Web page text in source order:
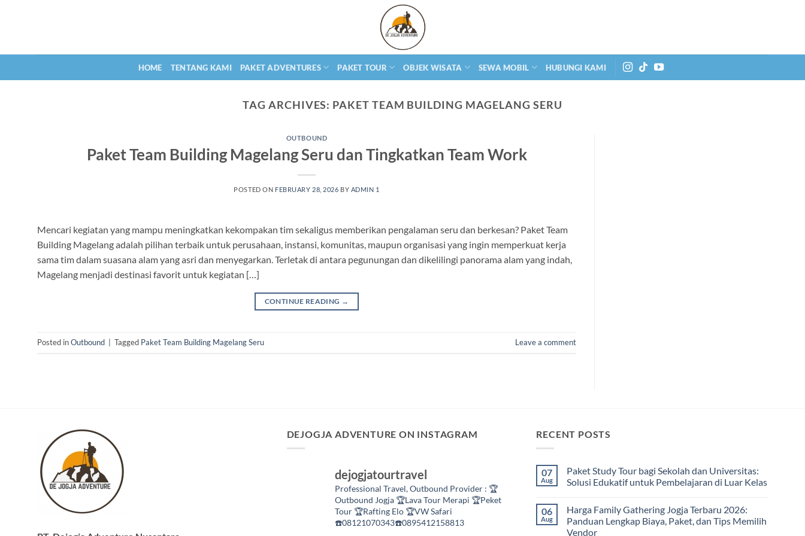
HOME TENTANG KAMI PAKET ADVENTURES PAKET TOUR OBJEK WISATA SEWA MOBIL HUBUNGI KAMI
TAG ARCHIVES: PAKET TEAM BUILDING MAGELANG SERU
OUTBOUND
Paket Team Building Magelang Seru dan Tingkatkan Team Work
POSTED ON FEBRUARY 28, 2026 BY ADMIN 1
Mencari kegiatan yang mampu meningkatkan kekompakan tim sekaligus memberikan pengalaman seru dan berkesan? Paket Team
Building Magelang adalah pilihan terbaik untuk perusahaan, instansi, komunitas, maupun organisasi yang ingin memperkuat kerja
sama tim dalam suasana alam yang asri dan menyegarkan. Terletak di antara pegunungan dan dikelilingi panorama alam yang indah,
Magelang menjadi destinasi favorit untuk kegiatan […]
CONTINUE READING →
Posted inOutbound Tagged Paket Team Building Magelang Seru Leave a comment
DEJOGJA ADVENTURE ON INSTAGRAM
dejogjatourtravel
Professional Travel,Outbound Provider : 🏆
Outbound Jogja 🏆Lava Tour Merapi 🏆Peket
Tour🏆Rafting Elo🏆VW Safari
☎️08121070343☎️0895412158813
RECENT POSTS
07
Aug
Paket Study Tour bagi Sekolah dan Universitas:
Solusi Edukatif untuk Pembelajaran di Luar Kelas
on
Paket
Study
Tour
06
Aug
Harga Family Gathering Jogja Terbaru 2026:
Panduan Lengkap Biaya, Paket, dan Tips Memilih
Vendor